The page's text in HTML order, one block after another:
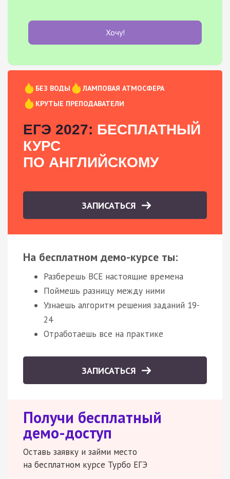
Хочу!
БЕЗ ВОДЫ
ЛАМПОВАЯ АТМОСФЕРА
КРУТЫЕ ПРЕПОДАВАТЕЛИ
ЕГЭ 2027: БЕСПЛАТНЫЙ
КУРС
ПО АНГЛИЙСКОМУ
ЗАПИСАТЬСЯ
На бесплатном демо-курсе ты:
Разберешь ВСЕ настоящие времена
Поймешь разницу между ними
Узнаешь алгоритм решения заданий 19-
24
Отработаешь все на практике
ЗАПИСАТЬСЯ
Получи бесплатный
демо-доступ
Оставь заявку и займи место
на бесплатном курсе Турбо ЕГЭ